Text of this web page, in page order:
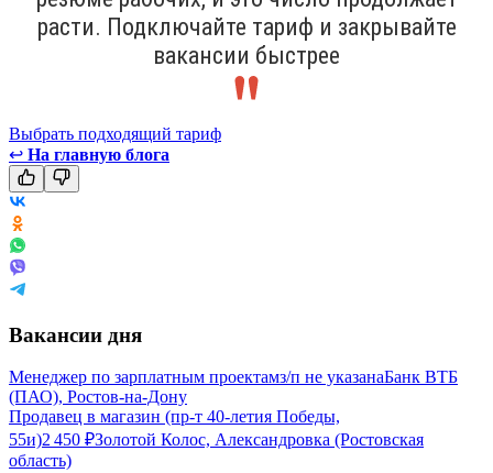
расти. Подключайте тариф и закрывайте
вакансии быстрее
Выбрать подходящий тариф
↩ На главную блога
Вакансии дня
Менеджер по зарплатным проектамз/п не указанаБанк ВТБ
(ПАО), Ростов-на-Дону
Продавец в магазин (пр-т 40-летия Победы,
55и)2 450 ₽Золотой Колос, Александровка (Ростовская
область)